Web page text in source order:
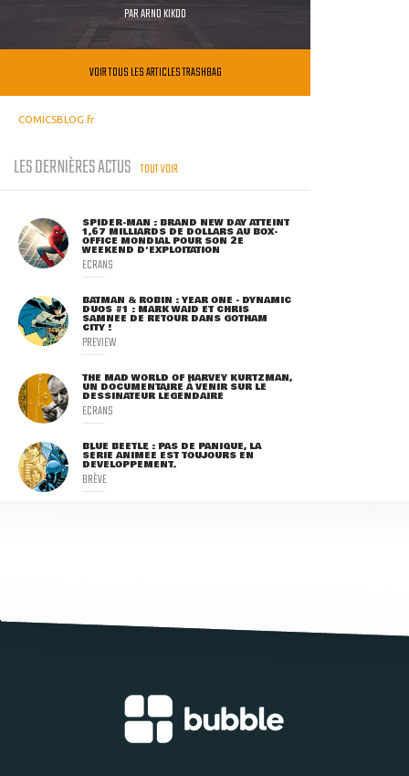
PARARNO KIKOO
VOIR TOUS LES ARTICLES TRASHBAG
COMICSBLOG.fr
LES DERNIÈRES ACTUS TOUT VOIR
SPIDER-MAN : BRAND NEW DAY ATTEINT
1,67 MILLIARDS DE DOLLARS AU BOX-
OFFICE MONDIAL POUR SON 2E
WEEKEND D'EXPLOITATION
ECRANS
BATMAN & ROBIN : YEAR ONE - DYNAMIC
DUOS #1 : MARK WAID ET CHRIS
SAMNEE DE RETOUR DANS GOTHAM
CITY !
PREVIEW
THE MAD WORLD OF HARVEY KURTZMAN,
UN DOCUMENTAIRE À VENIR SUR LE
DESSINATEUR LÉGENDAIRE
ECRANS
BLUE BEETLE : PAS DE PANIQUE, LA
SÉRIE ANIMÉE EST TOUJOURS EN
DÉVELOPPEMENT.
BRÈVE